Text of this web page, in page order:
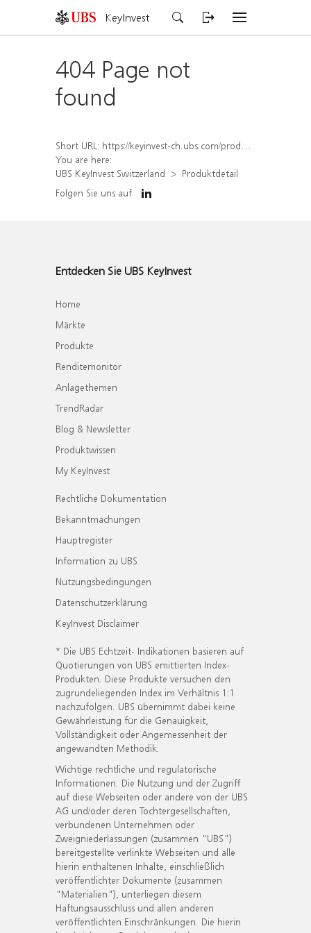
KeyInvest
404 Page not
found
Short URL: https://keyinvest-ch.ubs.com/produkt/detail/index/isin/CH1570514633
You are here:
UBS KeyInvest Switzerland
Produktdetail
Folgen Sie uns auf
Entdecken Sie UBS KeyInvest
Home
Märkte
Produkte
Renditemonitor
Anlagethemen
TrendRadar
Blog & Newsletter
Produktwissen
My KeyInvest
Rechtliche Dokumentation
Bekanntmachungen
Hauptregister
Information zu UBS
Nutzungsbedingungen
Datenschutzerklärung
KeyInvest Disclaimer
* Die UBS Echtzeit- Indikationen basieren auf
Quotierungen von UBS emittierten Index-
Produkten. Diese Produkte versuchen den
zugrundeliegenden Index im Verhältnis 1:1
nachzufolgen. UBS übernimmt dabei keine
Gewährleistung für die Genauigkeit,
Vollständigkeit oder Angemessenheit der
angewandten Methodik.
Wichtige rechtliche und regulatorische
Informationen. Die Nutzung und der Zugriff
auf diese Webseiten oder andere von der UBS
AG und/oder deren Tochtergesellschaften,
verbundenen Unternehmen oder
Zweigniederlassungen (zusammen "UBS")
bereitgestellte verlinkte Webseiten und alle
hierin enthaltenen Inhalte, einschließlich
veröffentlichter Dokumente (zusammen
"Materialien"), unterliegen diesem
Haftungsausschluss und allen anderen
veröffentlichten Einschränkungen. Die hierin